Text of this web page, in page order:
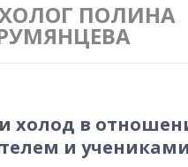
ПОЛИНА
холод в
и учениками